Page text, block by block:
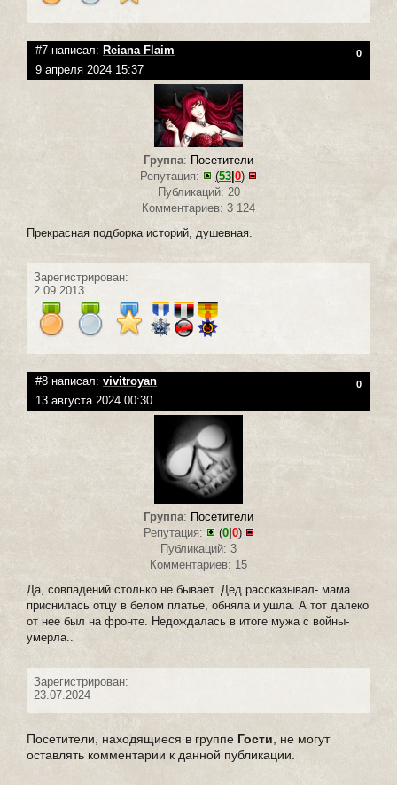
#7 написал: Reiana Flaim 0
9 апреля 2024 15:37
Группа: Посетители
Репутация:
(53 0)
Публикаций: 20
Комментариев: 3 124
Прекрасная подборка историй, душевная.
Зарегистрирован:
2.09.2013
#8 написал: vivitroyan 0
13 августа 2024 00:30
Группа: Посетители
Репутация:
(0| 0)
Публикаций: 3
Комментариев: 15
Да, совпадений столько не бывает. Дед рассказывал- мама
приснилась отцу в белом платье, обняла и ушла. А тот далеко
от нее был на фронте. Недождалась в итоге мужа с войны-
умерла..
Зарегистрирован:
23.07.2024
Посетители, находящиеся в группе Гости , не могут
оставлять комментарии к данной публикации.